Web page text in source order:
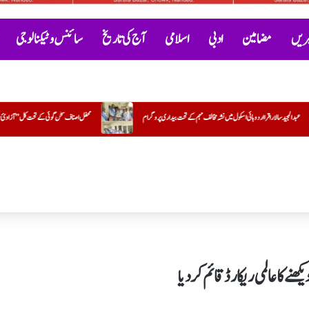
مضامین ادبی اسلامی آج کی تاریخ سائنس و ٹیکنالوجی
محفل اصناف سخن گوئی کے تحت کل ”آزادئ ہند اور حب الوطنی پر مبنی نغمے“پروگرام کے تحت بیداری پروگرام